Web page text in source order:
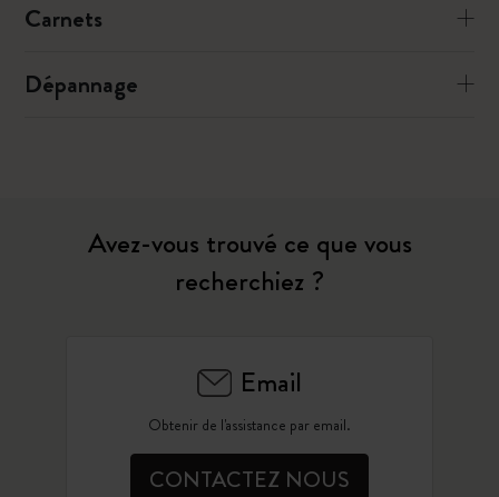
Carnets
Dépannage
Avez-vous trouvé ce que vous
recherchiez ?
Email
Obtenir de l'assistance par email.
CONTACTEZ NOUS